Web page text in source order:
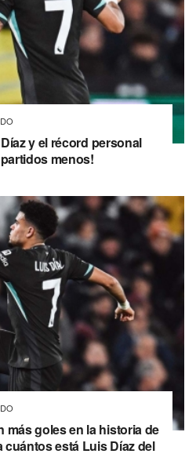
y el récord personal
menos!
goles en la historia de
cuántos está Luis Díaz del